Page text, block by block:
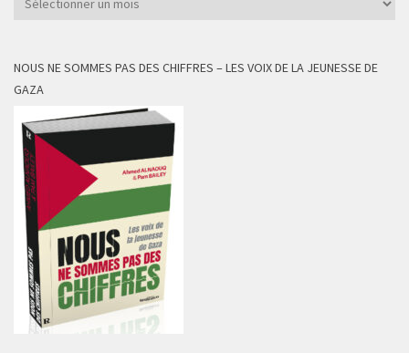
NOUS NE SOMMES PAS DES CHIFFRES – LES VOIX DE LA JEUNESSE DE
GAZA